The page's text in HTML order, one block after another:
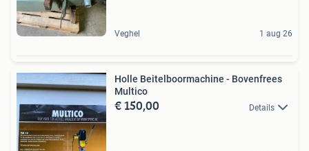
Veghel 1 aug 26
Holle Beitelboormachine - Bovenfrees
Multico
€ 150,00 Details